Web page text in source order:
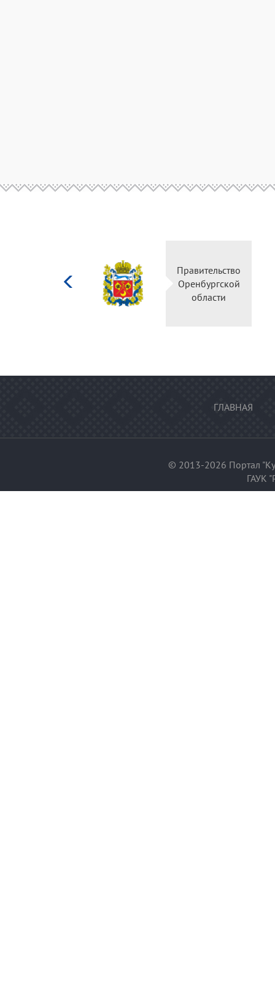
Министерство
культуры
Российской
федерации
ГЛАВНАЯ
© 2013-2026 Портал
ГАУК